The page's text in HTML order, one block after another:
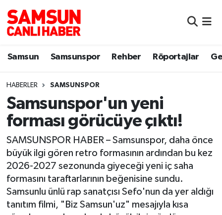
Samsun Samsunspor Rehber Röportajlar
HABERLER SAMSUNSPOR
Samsunspor'un yeni
forması görücüye çıktı!
SAMSUNSPOR HABER – Samsunspor, daha önce
büyük ilgi gören retro formasının ardından bu kez
2026-2027 sezonunda giyeceği yeni iç saha
formasını taraftarlarının beğenisine sundu.
Samsunlu ünlü rap sanatçısı Sefo'nun da yer aldığı
tanıtım filmi, "Biz Samsun'uz" mesajıyla kısa
Samsun
Sokak Röportajları
Dünya
Eğitim
Sağlık
Samsun Nöbetçi Eczaneler
Samsun Hava Durumu
Samsun Namaz Vakitleri
Samsun Trafik Yoğunluk Haritası
Süper Lig Puan Durumu ve Fikstür
Tüm Manşetler
Son Dakika Haberleri